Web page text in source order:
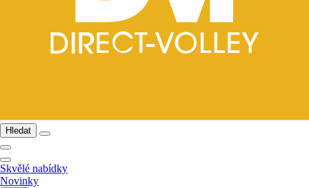
Hledat
Skvělé nabídky
Novinky